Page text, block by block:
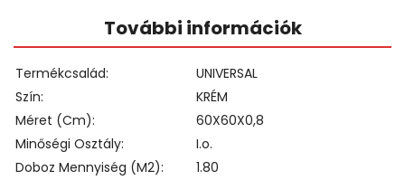
További információk
Termékcsalád
UNIVERSAL
Szín
KRÉM
Méret (cm)
60X60X0,8
Minőségi Osztály
I.o.
Doboz Mennyiség (m2)
1.80